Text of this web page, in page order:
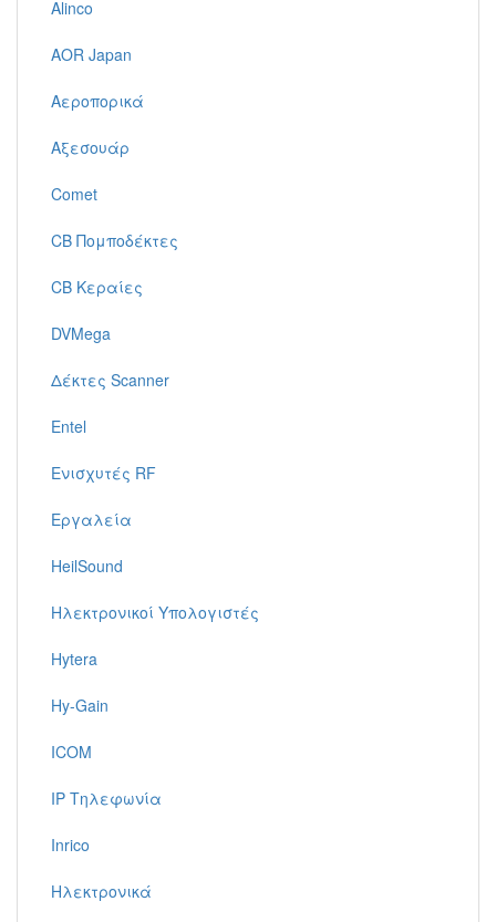
Alinco
AOR Japan
Αεροπορικά
Αξεσουάρ
Comet
CB Πομποδέκτες
CB Κεραίες
DVMega
Δέκτες Scanner
Entel
Ενισχυτές RF
Εργαλεία
HeilSound
Ηλεκτρονικοί Υπολογιστές
Hytera
Hy-Gain
ICOM
IP Τηλεφωνία
Inrico
Ηλεκτρονικά